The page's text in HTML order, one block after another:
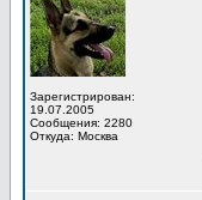
Зарегистрирован:
19.07.2005
Сообщения: 2280
Откуда: Москва